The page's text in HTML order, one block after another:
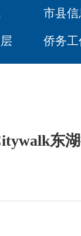
市县信
侨务工
东